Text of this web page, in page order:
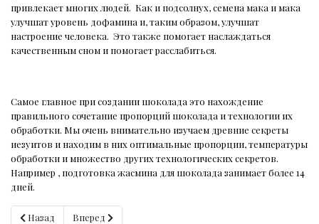
привлекает многих людей. Как и подсолнух, семена мака и мака
улучшат уровень дофамина и, таким образом, улучшат
настроение человека. Это также помогает наслаждаться
качественным сном и помогает расслабиться.
Самое главное при создании шоколада это нахождение
правильного сочетание пропорций шоколада и технологии их
обработки. Мы очень внимательно изучаем древние секреты
иезуитов и находим в них оптимальные пропорции, температуры
обработки и множество других технологических секретов.
Например , подготовка жасмина для шоколада занимает более 14
дней.
Предыдущий: Шоколад и клубника
Назад Следующий: Древние рецепты иезуитов
Вперед